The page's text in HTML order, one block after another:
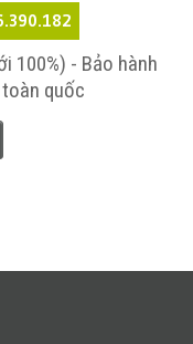
100%) - Bảo hành
quốc